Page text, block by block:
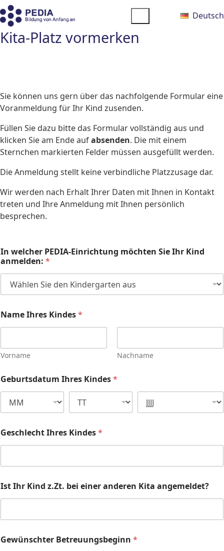
Deutsch
Kita-Platz vormerken
Sie können uns gern über das nachfolgende Formular eine
Voranmeldung für Ihr Kind zusenden.
Füllen Sie dazu bitte das Formular vollständig aus und
klicken Sie am Ende aufabsenden. Die mit einem
Sternchen markierten Felder müssen ausgefüllt werden.
Die Anmeldung stellt keine verbindliche Platzzusage dar.
Wir werden nach Erhalt Ihrer Daten mit Ihnen in Kontakt
treten und Ihre Anmeldung mit Ihnen persönlich
besprechen.
In welcher PEDIA-Einrichtung möchten Sie Ihr Kind
anmelden: *
Name Ihres Kindes*
Vorname Nachname
Geburtsdatum Ihres Kindes*
Geschlecht Ihres Kindes*
Ist Ihr Kind z.Zt. bei einer anderen Kita angemeldet?
Gewünschter Betreuungsbeginn *